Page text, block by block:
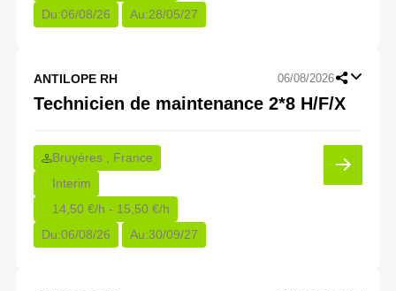
Du:06/08/26 Au:28/05/27
ANTILOPE RH 06/08/2026
Technicien de maintenance 2*8 H/F/X
Bruyères , France
Interim
14,50 €/h - 15,50 €/h
Du:06/08/26 Au:30/09/27